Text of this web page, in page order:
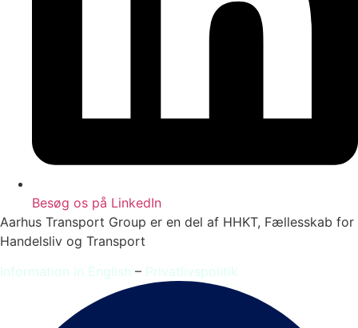
Besøg os på LinkedIn
Aarhus Transport Group er en del af HHKT, Fællesskab for
Handelsliv og Transport
Information in English – Privatlivspolitik